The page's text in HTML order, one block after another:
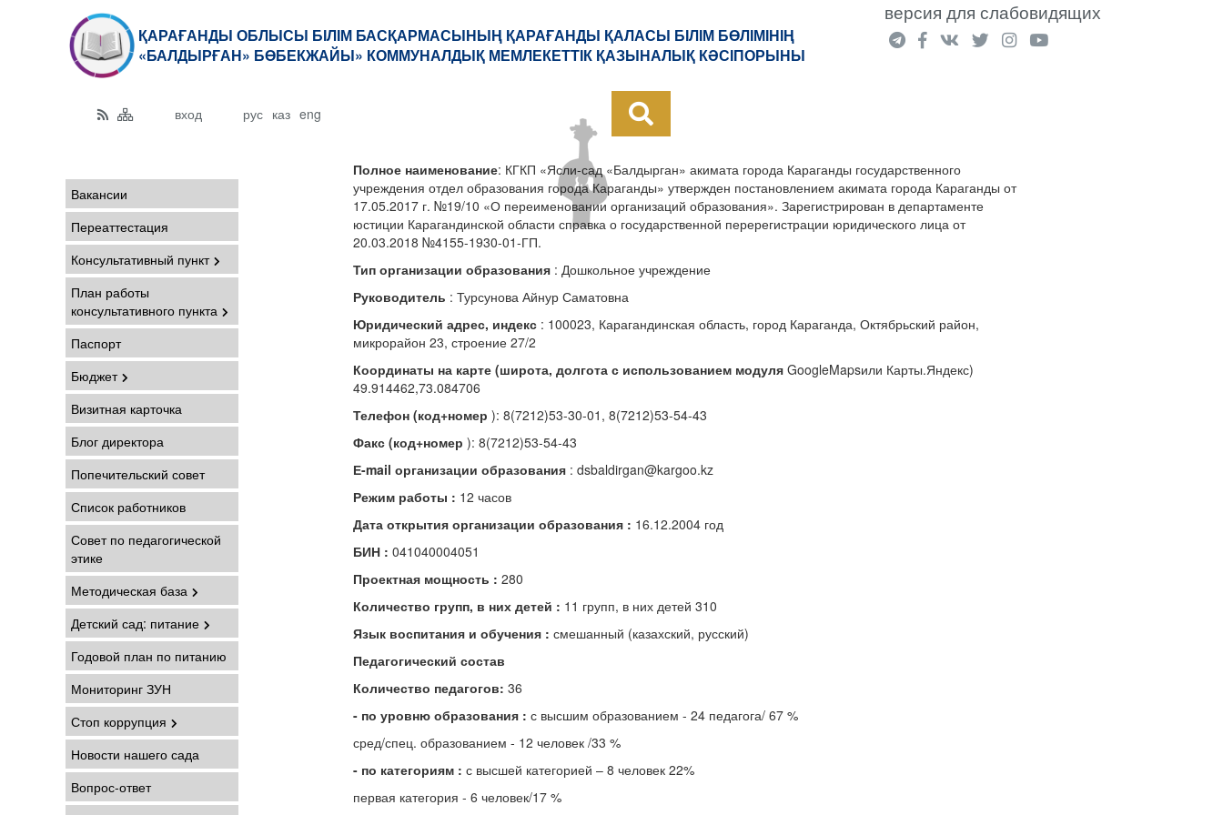
ҚАРАҒАНДЫ ОБЛЫСЫ БІЛІМ БАСҚАРМАСЫНЫҢ ҚАРАҒАНДЫ ҚАЛАСЫ БІЛІМ БӨЛІМІНІҢ
«БАЛДЫРҒАН» БӨБЕКЖАЙЫ» КОММУНАЛДЫҚ МЕМЛЕКЕТТІК ҚАЗЫНАЛЫҚ КӘСІПОРЫНЫ
версия для слабовидящих
вход рус каз eng
Вакансии
Переаттестация
Консультативный пункт
План работы
консультативного пункта
Паспорт
Бюджет
Визитная карточка
Блог директора
Попечительский совет
Список работников
Совет по педагогической
этике
Методическая база
Детский сад: питание
Годовой план по питанию
Мониторинг ЗУН
Стоп коррупция
Новости нашего сада
Вопрос-ответ
Полное наименование: КГКП «Ясли-сад «Балдырган» акимата города Караганды государственного
учреждения отдел образования города Караганды» утвержден постановлением акимата города Караганды от
17.05.2017 г. №19/10 «О переименовании организаций образования». Зарегистрирован в департаменте
юстиции Карагандинской области справка о государственной перерегистрации юридического лица от
20.03.2018 №4155-1930-01-ГП.
Тип организации образования : Дошкольное учреждение
Руководитель : Турсунова Айнур Саматовна
Юридический адрес, индекс : 100023, Карагандинская область, город Караганда, Октябрьский район,
микрорайон 23, строение 27/2
Координаты на карте (широта, долгота с использованием модуля GoogleMapsили Карты.Яндекс)
49.914462,73.084706
Телефон (код+номер ): 8(7212)53-30-01, 8(7212)53-54-43
Факс (код+номер ): 8(7212)53-54-43
Е-mail организации образования : dsbaldirgan@kargoo.kz
Режим работы : 12 часов
Дата открытия организации образования : 16.12.2004 год
БИН : 041040004051
Проектная мощность : 280
Количество групп, в них детей : 11 групп, в них детей 310
Язык воспитания и обучения : смешанный (казахский, русский)
Педагогический состав
Количество педагогов: 36
- по уровню образования : с высшим образованием - 24 педагога/ 67 %
сред/спец. образованием - 12 человек /33 %
- по категориям : с высшей категорией – 8 человек 22%
первая категория - 6 человек/17 %